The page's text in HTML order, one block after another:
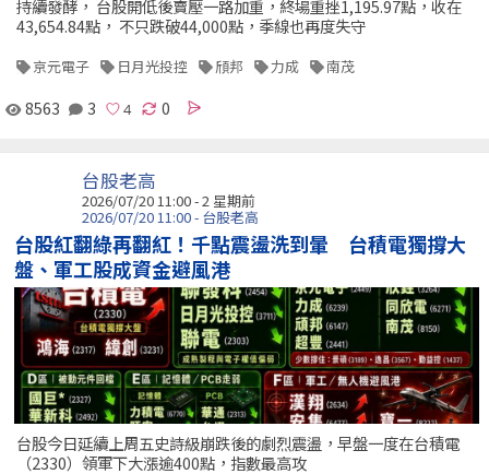
持續發酵， 台股開低後賣壓一路加重，終場重挫1,195.97點，收在
43,654.84點， 不只跌破44,000點，季線也再度失守
京元電子 日月光投控 頎邦 力成 南茂
8563 3 0
台股老高
2026/07/20 11:00 - 2 星期前
2026/07/20 11:00 - 台股老高
台股紅翻綠再翻紅！千點震盪洗到暈 台積電獨撐大
盤、軍工股成資金避風港
台股今日延續上周五史詩級崩跌後的劇烈震盪，早盤一度在台積電
（2330）領軍下大漲逾400點，指數最高攻